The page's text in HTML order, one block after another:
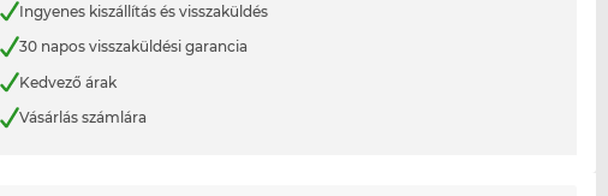
Ingyenes kiszállítás és visszaküldés
30 napos visszaküldési garancia
Kedvező árak
Vásárlás számlára